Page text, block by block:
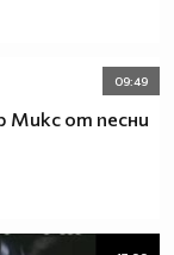
09:49
Микс от песни